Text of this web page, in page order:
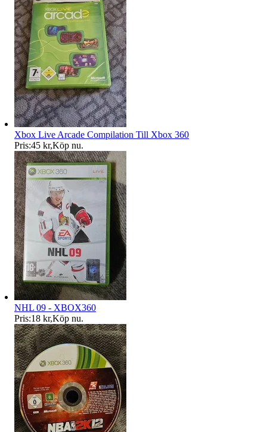
Xbox Live Arcade Compilation Till Xbox 360
Pris:45 kr,Köp nu.
NHL 09 - XBOX360
Pris:18 kr,Köp nu.